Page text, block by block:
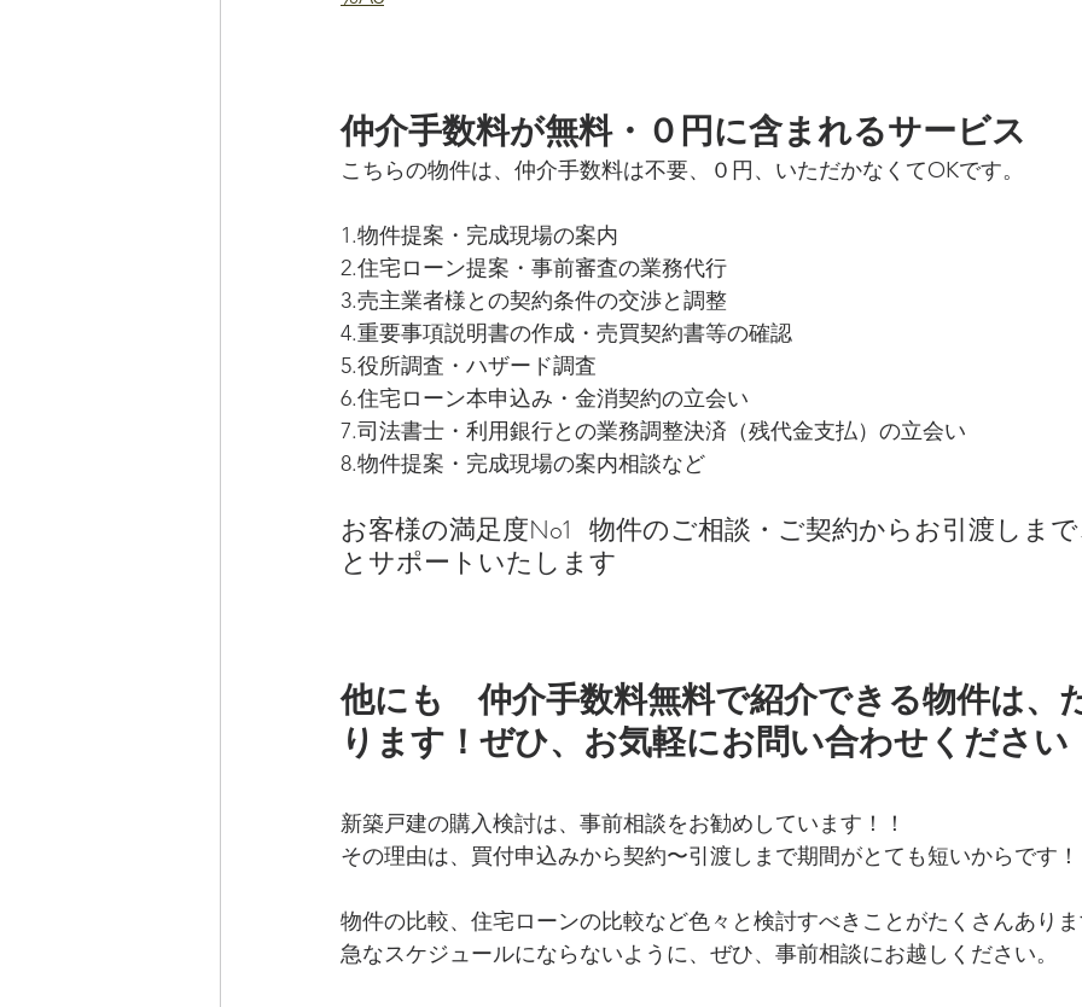
仲介手数料が無料・０円に含まれるサービス
こちらの物件は、仲介手数料は不要、０円、いただかなくてOKです。
1.物件提案・完成現場の案内
2.住宅ローン提案・事前審査の業務代行
3.売主業者様との契約条件の交渉と調整
4.重要事項説明書の作成・売買契約書等の確認
5.役所調査・ハザード調査
6.住宅ローン本申込み・金消契約の立会い
7.司法書士・利用銀行との業務調整決済（残代金支払）の立会い
8.物件提案・完成現場の案内相談など
お客様の満足度No1   物件のご相談・ご契約からお引渡しま
とサポートいたします
他にも　仲介手数料無料で紹介できる物件は、
ります！ぜひ、お気軽にお問い合わせください
新築戸建の購入検討は、事前相談をお勧めしています！！
その理由は、買付申込みから契約〜引渡しまで期間がとても短いからです！
物件の比較、住宅ローンの比較など色々と検討すべきことがたくさんあり
急なスケジュールにならないように、ぜひ、事前相談にお越しください。